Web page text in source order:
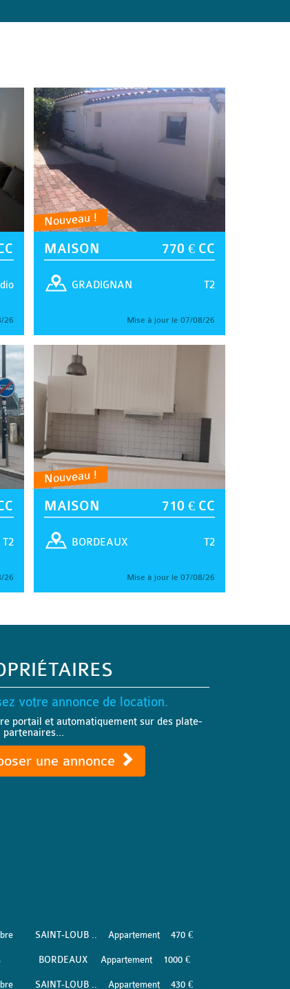
26
Nouveau !
MAISON 770 € CC
T2
GRADIGNAN
Mise à jour le 07/08/26
T2
26
Nouveau !
MAISON 710 € CC
T2
BORDEAUX
Mise à jour le 07/08/26
votre annonce de location.
portail et automatiquement sur des plate-
partenaires...
une annonce
SAINT-LOUB .. Appartement 470 €
BORDEAUX Appartement 1000 €
SAINT-LOUB .. Appartement 430 €